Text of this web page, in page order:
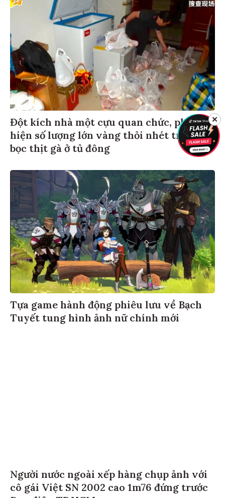
Đột kích nhà một cựu quan chức, phát
hiện số lượng lớn vàng thỏi nhét trong
bọc thịt gà ở tủ đông
Tựa game hành động phiêu lưu về Bạch
Tuyết tung hình ảnh nữ chính mới
Người nước ngoài xếp hàng chụp ảnh với
cô gái Việt SN 2002 cao 1m76 đứng trước
✕